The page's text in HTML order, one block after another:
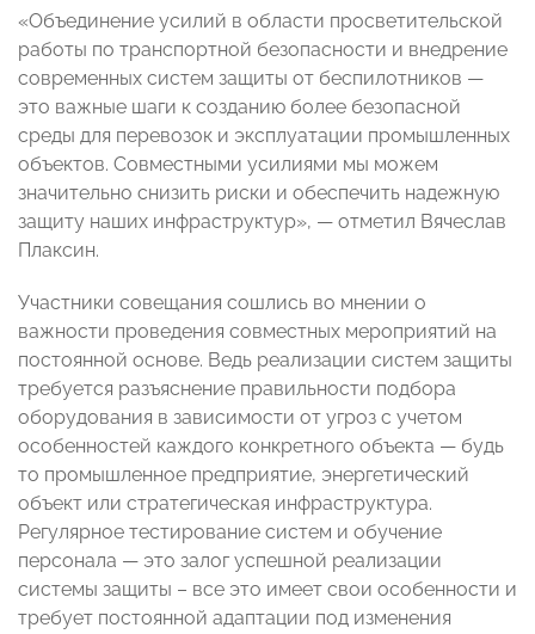
«Объединение усилий в области просветительской
работы по транспортной безопасности и внедрение
современных систем защиты от беспилотников —
это важные шаги к созданию более безопасной
среды для перевозок и эксплуатации промышленных
объектов. Совместными усилиями мы можем
значительно снизить риски и обеспечить надежную
защиту наших инфраструктур», — отметил Вячеслав
Плаксин.
Участники совещания сошлись во мнении о
важности проведения совместных мероприятий на
постоянной основе. Ведь реализации систем защиты
требуется разъяснение правильности подбора
оборудования в зависимости от угроз с учетом
особенностей каждого конкретного объекта — будь
то промышленное предприятие, энергетический
объект или стратегическая инфраструктура.
Регулярное тестирование систем и обучение
персонала — это залог успешной реализации
системы защиты – все это имеет свои особенности и
требует постоянной адаптации под изменения